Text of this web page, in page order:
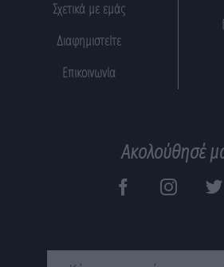
Σχετικά με εμάς
Διαφημιστείτε
Επικοινωνία
Ακολούθησέ